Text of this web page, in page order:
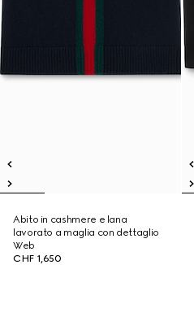
Abito in cashmere e lana
lavorato a maglia con dettaglio
Web
CHF 1,650